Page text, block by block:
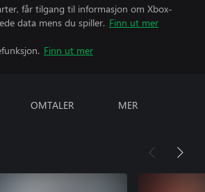
får tilgang til informasjon om Xbox-
data mens du spiller. Finn ut mer
Finn ut mer
OMTALER MER